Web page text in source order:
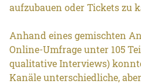
aufzubauen oder Tickets zu
Anhand eines gemischten
Online-Umfrage unter 105
qualitative Interviews)
Kanäle unterschiedliche,